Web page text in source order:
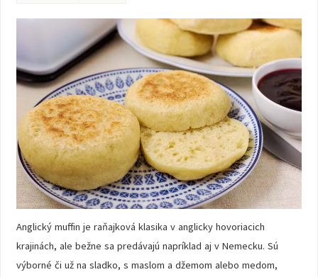
Anglický muffin je raňajková klasika v anglicky hovoriacich
krajinách, ale bežne sa predávajú napríklad aj v Nemecku. Sú
výborné či už na sladko, s maslom a džemom alebo medom,